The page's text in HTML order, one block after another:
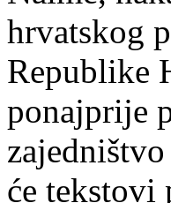
hrvatskog
Republike
ponajprije
će tekstovi